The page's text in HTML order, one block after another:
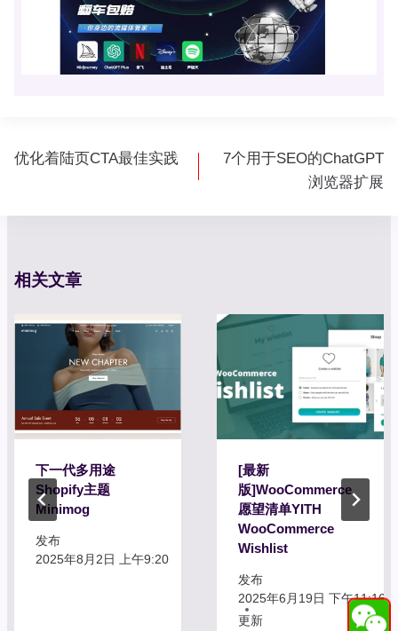
文
优化着陆页CTA最佳实践
7个用于SEO的ChatGPT
浏览器扩展
相关文章
下一代多用途
Shopify主题
Minimog
发布
2025年8月2日 上午9:20
[最新
版]WooCommerce
愿望清单YITH
WooCommerce
Wishlist
发布
2025年6月19日 下午11:16
更新